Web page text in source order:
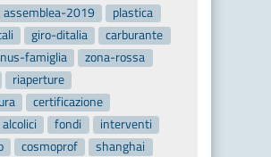
assemblea-2019
plastica
giro-ditalia
carburante
famiglia
zona-rossa
riaperture
certificazione
alcolici fondi
interventi
cosmoprof
shanghai